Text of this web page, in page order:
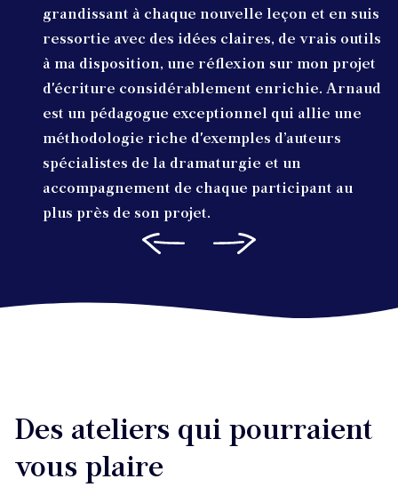
grandissant à chaque nouvelle leçon et en suis
ressortie avec des idées claires, de vrais outils
à ma disposition, une réflexion sur mon projet
d'écriture considérablement enrichie. Arnaud
est un pédagogue exceptionnel qui allie une
méthodologie riche d'exemples d’auteurs
spécialistes de la dramaturgie et un
accompagnement de chaque participant au
plus près de son projet.
Des ateliers qui pourraient
vous plaire